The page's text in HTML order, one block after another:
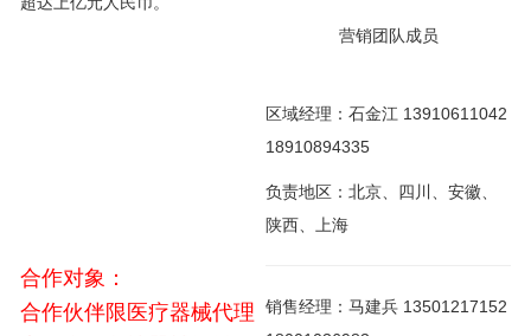
合作对象：
合作伙伴限医疗器械代理
营销团队成员
区域经理：石金江 13910611042
18910894335
负责地区：北京、四川、安徽、
陕西、上海
销售经理：马建兵 13501217152